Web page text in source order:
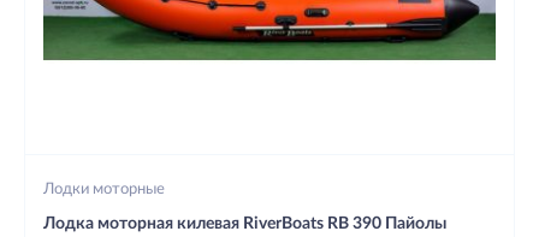
Лодки моторные
Лодка моторная килевая RiverBoats RB 390 Пайолы